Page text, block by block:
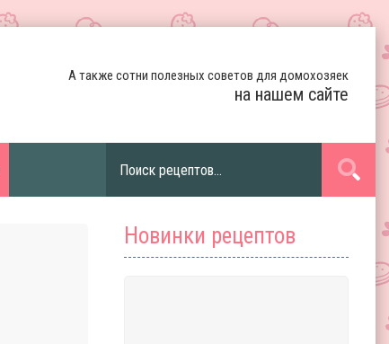
А также сотни полезных советов для домохозяек
на нашем сайте
Новинки рецептов